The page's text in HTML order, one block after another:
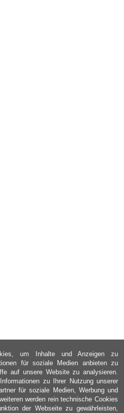
um Inhalte und Anzeigen zu
für soziale Medien anbieten zu
auf unsere Website zu analysieren.
zu Ihrer Nutzung unserer
für soziale Medien, Werbung und
werden rein technische Cookies
der Webseite zu gewährleisten,